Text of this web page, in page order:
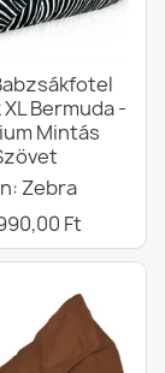
Bermuda -
Mintás
Zebra
Ft